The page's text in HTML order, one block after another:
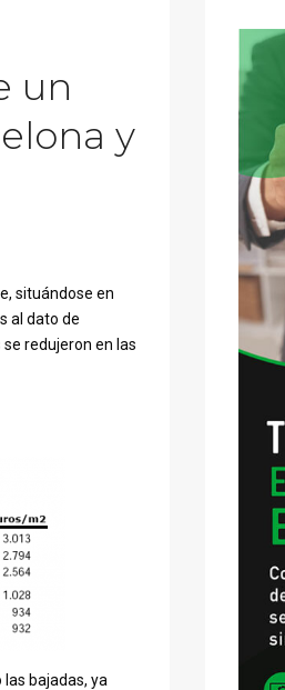
un
y
situándose en
al dato de
redujeron en las
bajadas, ya